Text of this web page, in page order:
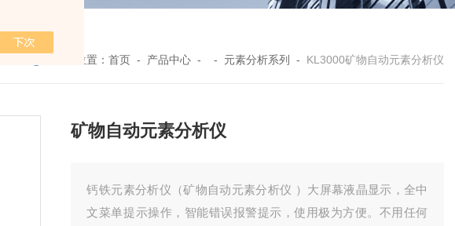
您的位置： 首页 - 产品中心 - - 元素分析系列 - KL3000矿物自动元素分析仪
矿物自动元素分析仪
钙铁元素分析仪（矿物自动元素分析仪 ）大屏幕液晶显示，全中
文菜单提示操作，智能错误报警提示，使用极为方便。不用任何